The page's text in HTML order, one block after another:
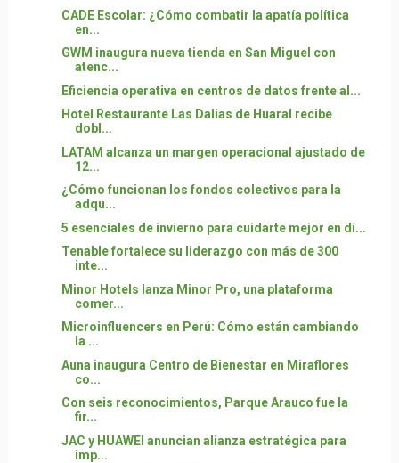
CADE Escolar: ¿Cómo combatir la apatía política
en...
GWM inaugura nueva tienda en San Miguel con
atenc...
Eficiencia operativa en centros de datos frente al...
Hotel Restaurante Las Dalias de Huaral recibe
dobl...
LATAM alcanza un margen operacional ajustado de
12...
¿Cómo funcionan los fondos colectivos para la
adqu...
5 esenciales de invierno para cuidarte mejor en dí...
Tenable fortalece su liderazgo con más de 300
inte...
Minor Hotels lanza Minor Pro, una plataforma
comer...
Microinfluencers en Perú: Cómo están cambiando
la ...
Auna inaugura Centro de Bienestar en Miraflores
co...
Con seis reconocimientos, Parque Arauco fue la
fir...
JAC y HUAWEI anuncian alianza estratégica para
imp...